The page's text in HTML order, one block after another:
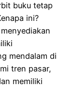
buku tetap
ini?
mendalam di
tren pasar,
memiliki